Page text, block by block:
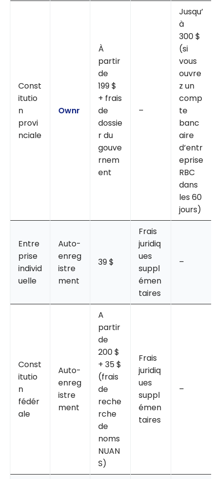
Const
itutio
n
provi
nciale
Ownr
À
partir
de
199 $
+ frais
de
dossie
r du
gouve
rnem
ent
–
Jusqu’
à
300 $
(si
vous
ouvre
z un
comp
te
banc
aire
d’entr
eprise
RBC
dans
les 60
jours)
Entre
prise
individ
uelle
Auto-
enreg
istre
ment
39 $
Frais
juridiq
ues
suppl
émen
taires
–
Const
itutio
n
fédér
ale
Auto-
enreg
istre
ment
A
partir
de
200 $
+ 35 $
(frais
de
reche
rche
de
noms
NUAN
S)
Frais
juridiq
ues
suppl
émen
taires
–